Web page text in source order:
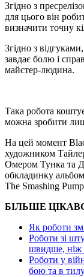
Згідно з
для цього він
визначити точну
Згідно з
завдає болю і
майстер-людина.
Така робота
можна зробити
На цей момент
художником
Омером Тунка та
обкладинку
The Smashing
БІЛЬШЕ
Як роботи
Роботи зі
швидше, ніж
Роботи у
бою та в